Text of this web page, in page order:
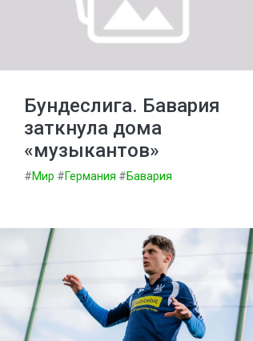
Бундеслига. Бавария
заткнула дома
«музыкантов»
#Мир #Германия #Бавария